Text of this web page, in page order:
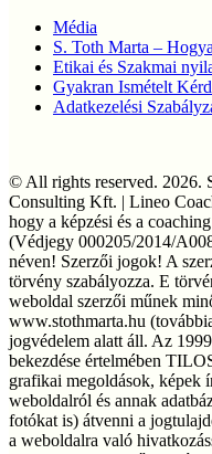
Média
S. Toth Marta –
Etikai és Szakmai
Gyakran Ismételt
Adatkezelési
© All rights reserved. 2026.
Consulting Kft. | Lineo
hogy a képzési és a
(Védjegy 000205/2014/
néven! Szerzői jogok! A
törvény szabályozza. E
weboldal szerzői műnek
www.stothmarta.hu
jogvédelem alatt áll. Az
bekezdése értelmében
grafikai megoldások, képek
weboldalról és annak
fotókat is) átvenni a
a weboldalra való